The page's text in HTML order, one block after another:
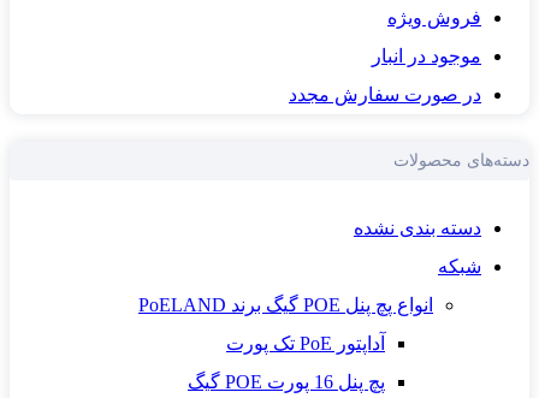
فروش ویژه
موجود در انبار
در صورت سفارش مجدد
دسته‌های محصولات
دسته بندی نشده
شبکه
انواع پچ پنل POE گیگ برند PoELAND
آداپتور PoE تک پورت
پچ پنل 16 پورت POE گیگ